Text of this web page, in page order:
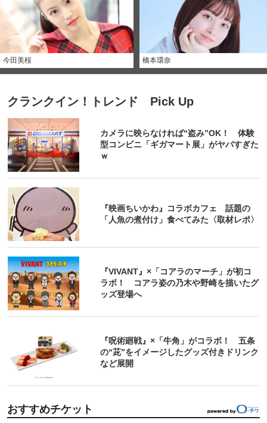
今田美桜 橋本環奈
クランクイン！トレンド Pick Up
カメラに映らなければ“盗み”OK！ 体験
型コンビニ「ギガマート展」がヤバすぎた
ｗ
『映画ちいかわ』コラボカフェ 話題の
「人魚の煮付け」食べてみた〈取材レポ〉
『VIVANT』×「コアラのマーチ」が初コ
ラボ！ コアラ姿の乃木や野崎を描いたグ
ッズ登場へ
『呪術廻戦』×「牛角」がコラボ！ 五条
の“茈”をイメージしたグッズ付きドリンク
など展開
おすすめチケット